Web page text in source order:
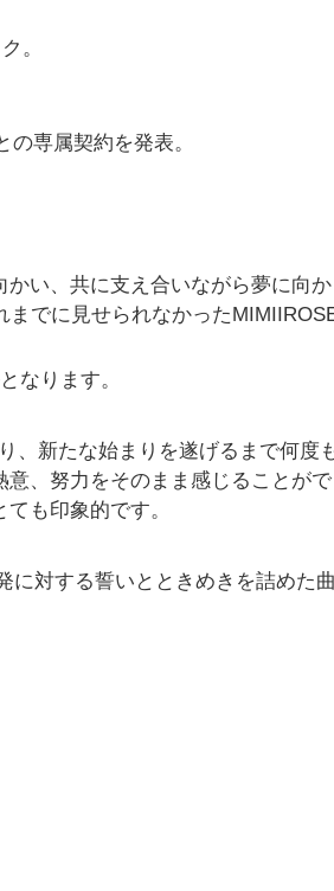
。
の専属契約を発表。
い、 共に支え合いながら夢に向
までに見せられなかった
となります。
、 新たな始まりを遂げるまで何度
、努力をそのまま 感じることが
ても印象的です。
に対する誓いとときめきを詰めた